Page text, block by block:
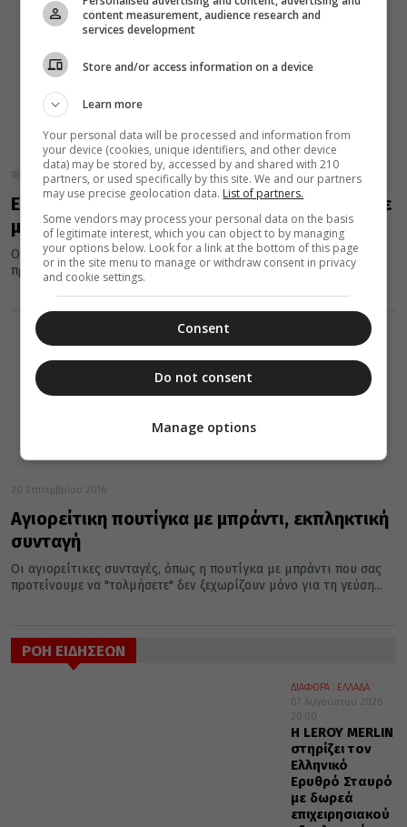
18 Νοεμβρίου 2018
Εκπληκτική αγιορείτικη συνταγή: Πουτίγκα με
μπράντι!
Οι αγιορείτικες συνταγές, όπως η πουτίγκα με μπράντι που σας
προτείνουμε να «τολμήσετε» δεν ξεχωρίζουν μόνο για τη γεύση...
20 Σεπτεμβρίου 2016
Aγιορείτικη πουτίγκα με μπράντι, εκπληκτική
συνταγή
Οι αγιορείτικες συνταγές, όπως η πουτίγκα με μπράντι που σας
προτείνουμε να "τολμήσετε" δεν ξεχωρίζουν μόνο για τη γεύση...
ΡΟΗ ΕΙΔΗΣΕΩΝ
ΔΙΑΦΟΡΑ
ΕΛΛΑΔΑ
07 Αυγούστου 2026
20:00
Η LEROY MERLIN
στηρίζει τον
Ελληνικό
Ερυθρό Σταυρό
με δωρεά
επιχειρησιακού
content measurement, audience research and
services development
Store and/or access information on a device
Learn more
Your personal data will be processed and information from
your device (cookies, unique identifiers, and other device
data) may be stored by, accessed by and shared with 210
partners, or used specifically by this site. We and our partners
may use precise geolocation data. List of partners.
Some vendors may process your personal data on the basis
of legitimate interest, which you can object to by managing
your options below. Look for a link at the bottom of this page
or in the site menu to manage or withdraw consent in privacy
and cookie settings.
Consent
Do not consent
Manage options